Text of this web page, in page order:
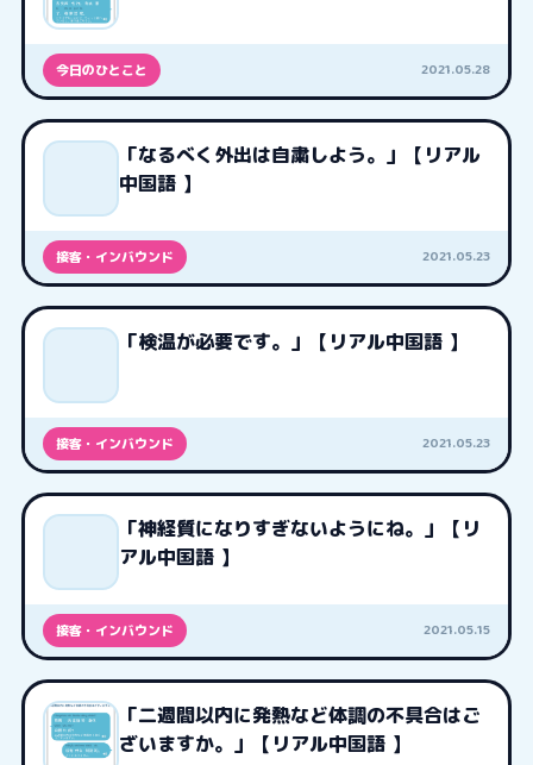
今日のひとこと 2021.05.28
「なるべく外出は自粛しよう。」【リアル
中国語 】
接客・インバウンド 2021.05.23
「検温が必要です。」【リアル中国語 】
接客・インバウンド 2021.05.23
「神経質になりすぎないようにね。」【リ
アル中国語 】
接客・インバウンド 2021.05.15
「二週間以内に発熱など体調の不具合はご
ざいますか。」【リアル中国語 】